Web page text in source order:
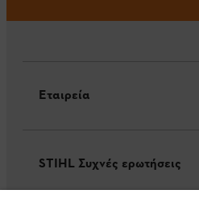
Εταιρεία
STIHL Συχνές ερωτήσεις